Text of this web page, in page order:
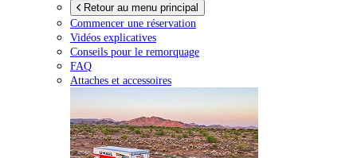
Retour au menu principal
Commencer une réservation
Vidéos explicatives
Conseils pour le remorquage
FAQ
Attaches et accessoires